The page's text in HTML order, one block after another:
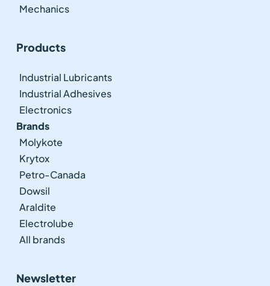
Mechanics
Products
Industrial Lubricants
Industrial Adhesives
Electronics
Brands
Molykote
Krytox
Petro-Canada
Dowsil
Araldite
Electrolube
All brands
Newsletter